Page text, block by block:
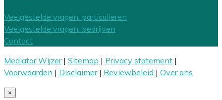
Veelgestelde vragen: particulieren
Veelgestelde vragen: bedrijven
Contact
Mediator Wijzer| Sitemap | Privacy statement |
Voorwaarden | Disclaimer| Reviewbeleid | Over ons
×